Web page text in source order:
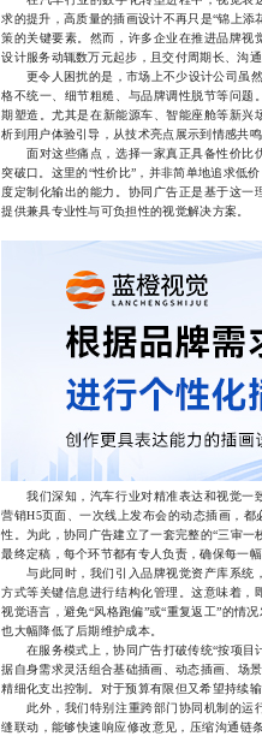
求的提升，高质量的插画设计不再只是“锦上
策的关键要素。然而，许多企业在推进品牌
设计服务动辄数万元起步，且交付周期长、沟
更令人困扰的是，市场上不少设计公司虽然
格不统一、细节粗糙、与品牌调性脱节等问
期塑造。尤其是在新能源车、智能座舱等新
析到用户体验引导，从技术亮点展示到情感共
面对这些痛点，选择一家真正具备性价比
突破口。这里的“性价比”，并非简单地追求低
度定制化输出的能力。协同广告正是基于这
提供兼具专业性与可负担性的视觉解决方案。
我们深知，汽车行业对精准表达和视觉一
营销H5页面、一次线上发布会的动态插画，
性。为此，协同广告建立了一套完整的“三审
最终定稿，每个环节都有专人负责，确保每一
与此同时，我们引入品牌视觉资产库系统
方式等关键信息进行结构化管理。这意味着
视觉语言，避免“风格跑偏”或“重复返工”的情
也大幅降低了后期维护成本。
在服务模式上，协同广告打破传统“按项目
据自身需求灵活组合基础插画、动态插画、场
精细化支出控制。对于预算有限但又希望持续
此外，我们特别注重跨部门协同机制的运
缝联动，能够快速响应修改意见，压缩沟通链